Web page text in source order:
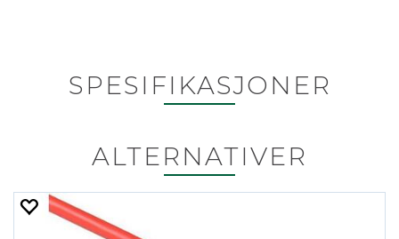
SPESIFIKASJONER
ALTERNATIVER